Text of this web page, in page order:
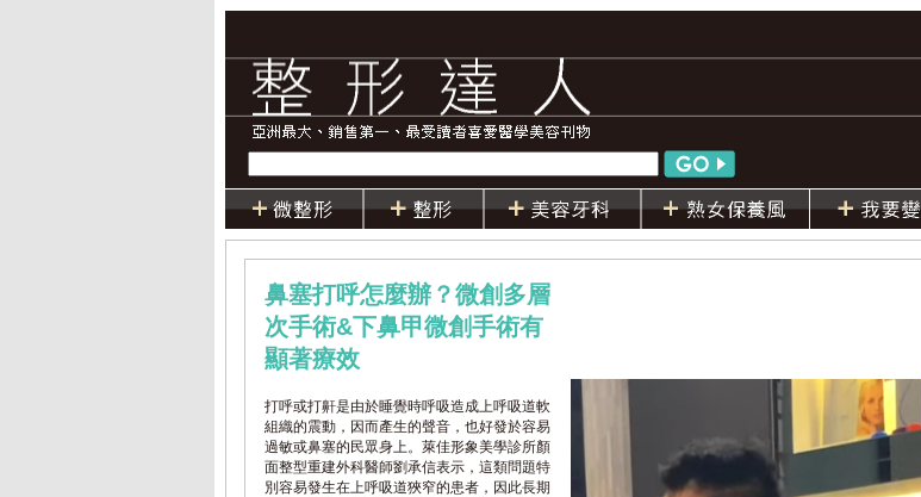
鼻塞打呼怎麼辦？微創多層
次手術&下鼻甲微創手術有
顯著療效
打呼或打鼾是由於睡覺時呼吸造成上呼吸道軟
組織的震動，因而產生的聲音，也好發於容易
過敏或鼻塞的民眾身上。萊佳形象美學診所顏
面整型重建外科醫師劉承信表示，這類問題特
別容易發生在上呼吸道狹窄的患者，因此長期